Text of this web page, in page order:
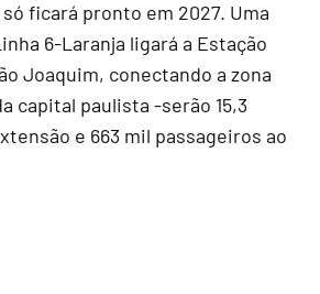
ficará pronto em 2027. Uma
6-Laranja ligará a Estação
Joaquim, conectando a zona
capital paulista -serão 15,3
e 663 mil passageiros ao